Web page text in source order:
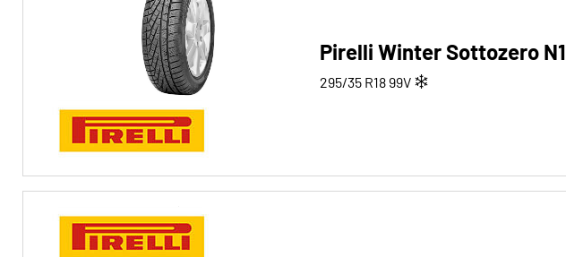
Pirelli Winter Sottozero N1
295/35 R18 99V